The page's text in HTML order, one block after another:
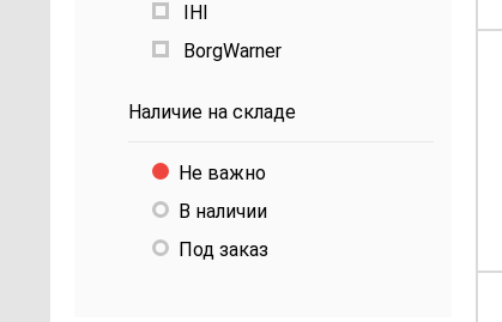
IHI
BorgWarner
Наличие на складе
Не важно
В наличии
Под заказ